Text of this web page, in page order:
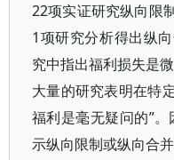
22项实证研究纵向限
1项研究分析得出纵
究中指出福利损失是
大量的研究表明在特
福利是毫无疑问的”
示纵向限制或纵向合